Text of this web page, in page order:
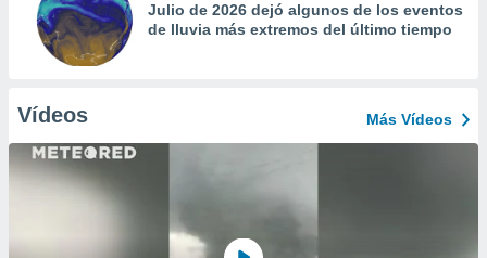
Julio de 2026 dejó algunos de los eventos
de lluvia más extremos del último tiempo
Vídeos Más Vídeos